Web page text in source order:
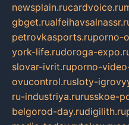
newsplain.rucardvoice.ru
gbget.ru
petrovkasports.ruporno-
york-life.rudoroga-
slovar-ivrit.ruporno-
ovucontrol.rusloty-
ru-industriya.rurusskoe-
belgorod-day.rudigilith.ru